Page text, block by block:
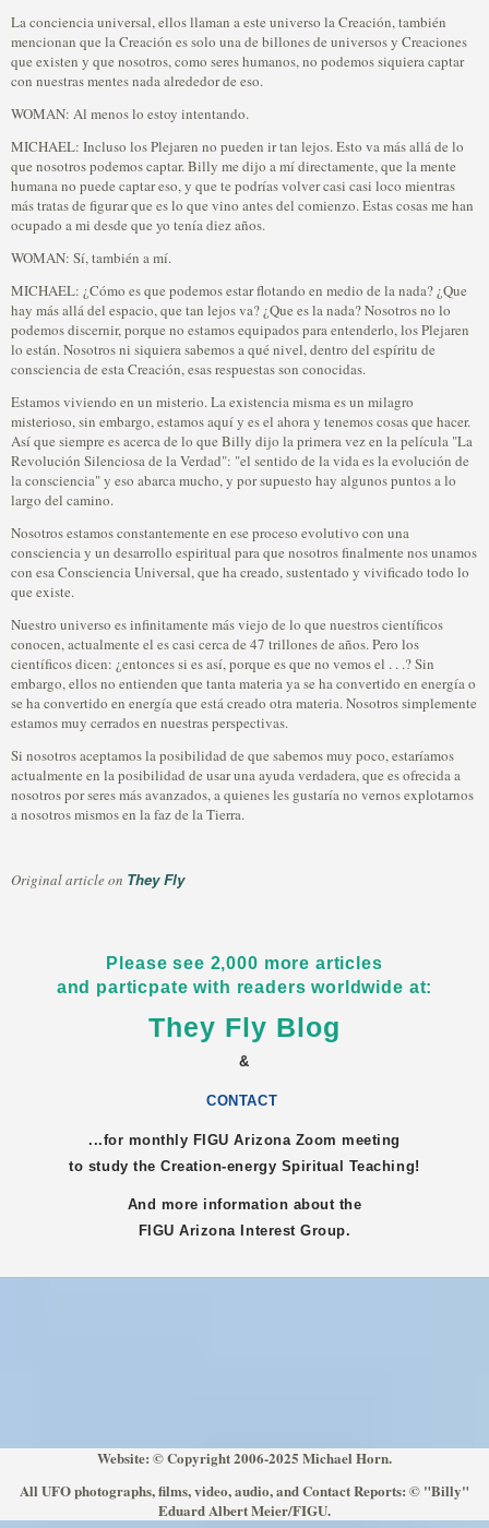
La conciencia universal, ellos llaman a este universo la Creación, también
mencionan que la Creación es solo una de billones de universos y Creaciones
que existen y que nosotros, como seres humanos, no podemos siquiera captar
con nuestras mentes nada alrededor de eso.
WOMAN: Al menos lo estoy intentando.
MICHAEL: Incluso los Plejaren no pueden ir tan lejos. Esto va más allá de lo
que nosotros podemos captar. Billy me dijo a mí directamente, que la mente
humana no puede captar eso, y que te podrías volver casi casi loco mientras
más tratas de figurar que es lo que vino antes del comienzo. Estas cosas me han
ocupado a mi desde que yo tenía diez años.
WOMAN: Sí, también a mí.
MICHAEL: ¿Cómo es que podemos estar flotando en medio de la nada? ¿Que
hay más allá del espacio, que tan lejos va? ¿Que es la nada? Nosotros no lo
podemos discernir, porque no estamos equipados para entenderlo, los Plejaren
lo están. Nosotros ni siquiera sabemos a qué nivel, dentro del espíritu de
consciencia de esta Creación, esas respuestas son conocidas.
Estamos viviendo en un misterio. La existencia misma es un milagro
misterioso, sin embargo, estamos aquí y es el ahora y tenemos cosas que hacer.
Así que siempre es acerca de lo que Billy dijo la primera vez en la película "La
Revolución Silenciosa de la Verdad": "el sentido de la vida es la evolución de
la consciencia" y eso abarca mucho, y por supuesto hay algunos puntos a lo
largo del camino.
Nosotros estamos constantemente en ese proceso evolutivo con una
consciencia y un desarrollo espiritual para que nosotros finalmente nos unamos
con esa Consciencia Universal, que ha creado, sustentado y vivificado todo lo
que existe.
Nuestro universo es infinitamente más viejo de lo que nuestros científicos
conocen, actualmente el es casi cerca de 47 trillones de años. Pero los
científicos dicen: ¿entonces si es así, porque es que no vemos el . . .? Sin
embargo, ellos no entienden que tanta materia ya se ha convertido en energía o
se ha convertido en energía que está creado otra materia. Nosotros simplemente
estamos muy cerrados en nuestras perspectivas.
Si nosotros aceptamos la posibilidad de que sabemos muy poco, estaríamos
actualmente en la posibilidad de usar una ayuda verdadera, que es ofrecida a
nosotros por seres más avanzados, a quienes les gustaría no vernos explotarnos
a nosotros mismos en la faz de la Tierra.
Original article on They Fly
Please see 2,000 more articles
and particpate with readers worldwide at:
They Fly Blog
&
CONTACT
...for monthly FIGUArizona Zoom meeting
to study the Creation-energy Spiritual Teaching!
And more information about the
FIGUArizonaInterest Group.
Website: © Copyright 2006-2025 Michael Horn.
All UFO photographs, films, video, audio, and Contact Reports: © "Billy"
Eduard Albert Meier/FIGU.